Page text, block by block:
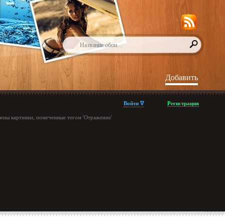
Добавить
Войти ∇ Регистрация
картинки, помеченные тегом 'Отражение'